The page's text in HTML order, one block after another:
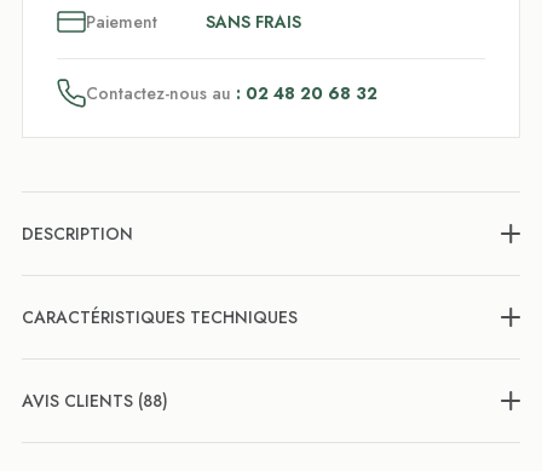
Paiement SANS FRAIS
Contactez-nous au : 02 48 20 68 32
DESCRIPTION
CARACTÉRISTIQUES TECHNIQUES
AVIS CLIENTS (88)